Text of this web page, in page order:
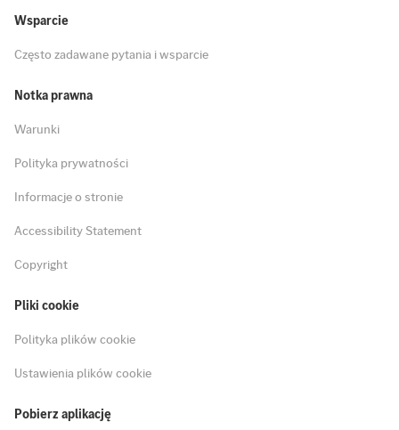
Wsparcie
Często zadawane pytania i wsparcie
Notka prawna
Warunki
Polityka prywatności
Informacje o stronie
Accessibility Statement
Copyright
Pliki cookie
Polityka plików cookie
Ustawienia plików cookie
Pobierz aplikację